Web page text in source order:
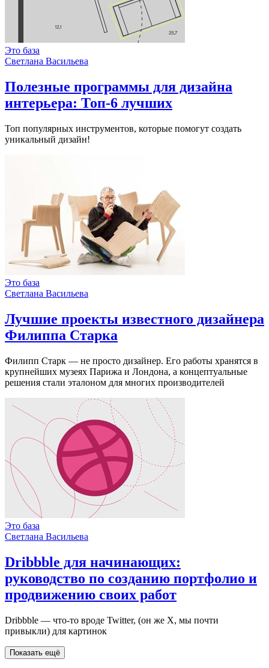
Это база
Светлана Васильева
Полезные программы для дизайна
интерьера: Топ-6 лучших
Топ популярных инструментов, которые помогут создать
уникальный дизайн!
Это база
Светлана Васильева
Лучшие проекты известного дизайнера
Филиппа Старка
Филипп Старк — не просто дизайнер. Его работы хранятся в
крупнейших музеях Парижа и Лондона, а концептуальные
решения стали эталоном для многих производителей
Это база
Светлана Васильева
Dribbble для начинающих:
руководство по созданию портфолио и
продвижению своих работ
Dribbble — что-то вроде Twitter, (он же X, мы почти
привыкли) для картинок
Показать ещё